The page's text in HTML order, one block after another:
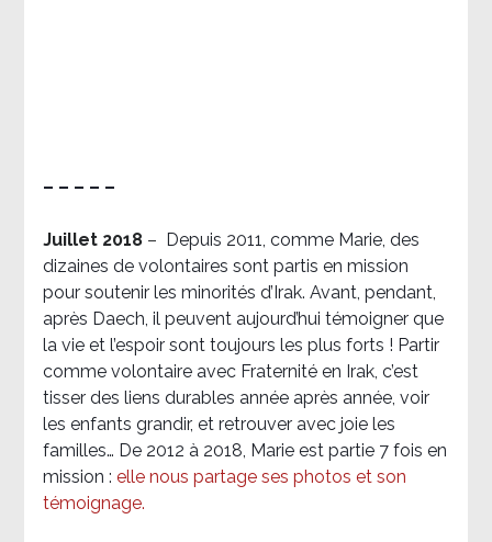
– – – – –
Juillet 2018 –
Depuis 2011, comme Marie, des
dizaines de volontaires sont partis en mission
pour soutenir les minorités d’Irak. Avant, pendant,
après Daech, il peuvent aujourd’hui témoigner que
la vie et l’espoir sont toujours les plus forts ! Partir
comme volontaire avec Fraternité en Irak, c’est
tisser des liens durables année après année, voir
les enfants grandir, et retrouver avec joie les
familles… De 2012 à 2018, Marie est partie 7 fois en
mission : elle nous partage ses photos et son
témoignage.